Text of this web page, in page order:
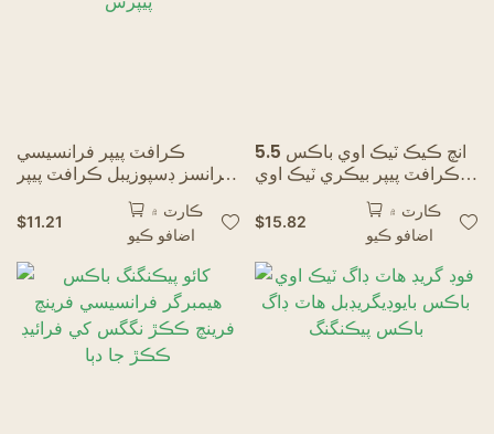
ڪرافٽ پيپر فرانسيسي
فرانسز ڊسپوزيبل ڪرافٽ پيپر
فرانسيسي فرنچ فرينچ فرينچ
پيپرس
$11.21
ڪارٽ ۾
اضافو ڪيو
5.5 انچ ڪيڪ ٽيڪ اوي باڪس
ڪرافٽ پيپر بيڪري ٽيڪ اوي
باڪس پيڪنگنگ
$15.82
ڪارٽ ۾
اضافو ڪيو